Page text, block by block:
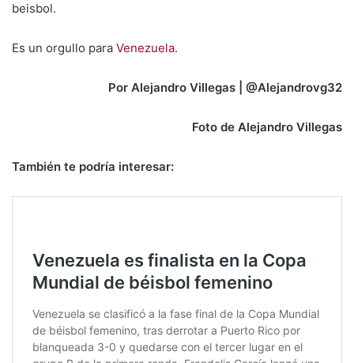
beisbol.
Es un orgullo para Venezuela.
Por Alejandro Villegas | @Alejandrovg32
Foto de Alejandro Villegas
También te podría interesar: